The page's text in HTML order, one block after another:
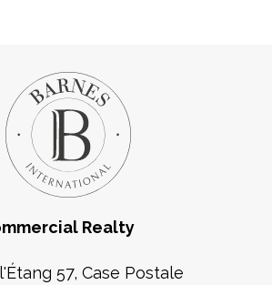
Realty
57, Case Postale